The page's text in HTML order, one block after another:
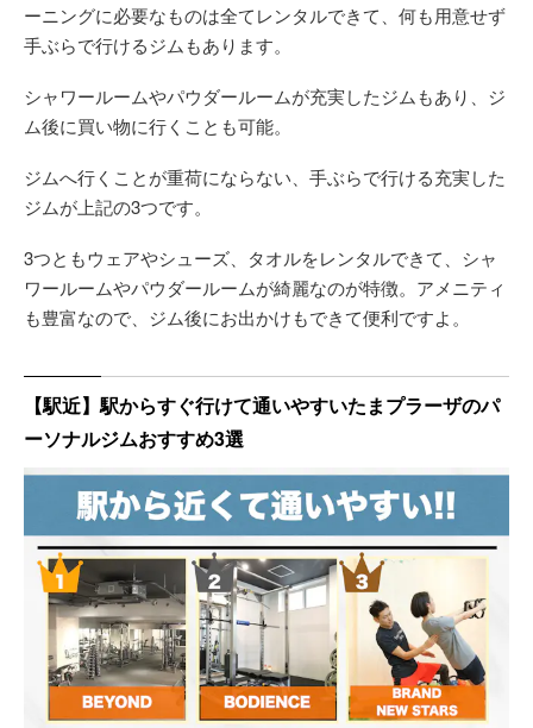
ーニングに必要なものは全てレンタルできて、何も用意せず
手ぶらで行けるジムもあります。
シャワールームやパウダールームが充実したジムもあり、ジ
ム後に買い物に行くことも可能。
ジムへ行くことが重荷にならない、手ぶらで行ける充実した
ジムが上記の3つです。
3つともウェアやシューズ、タオルをレンタルできて、シャ
ワールームやパウダールームが綺麗なのが特徴。アメニティ
も豊富なので、ジム後にお出かけもできて便利ですよ。
【駅近】駅からすぐ行けて通いやすいたまプラーザのパ
ーソナルジムおすすめ3選